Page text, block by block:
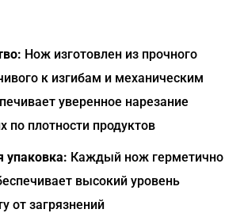
Нож изготовлен из прочного
к изгибам и механическим
уверенное нарезание
по плотности продуктов
упаковка: Каждый нож герметично
высокий уровень
от загрязнений